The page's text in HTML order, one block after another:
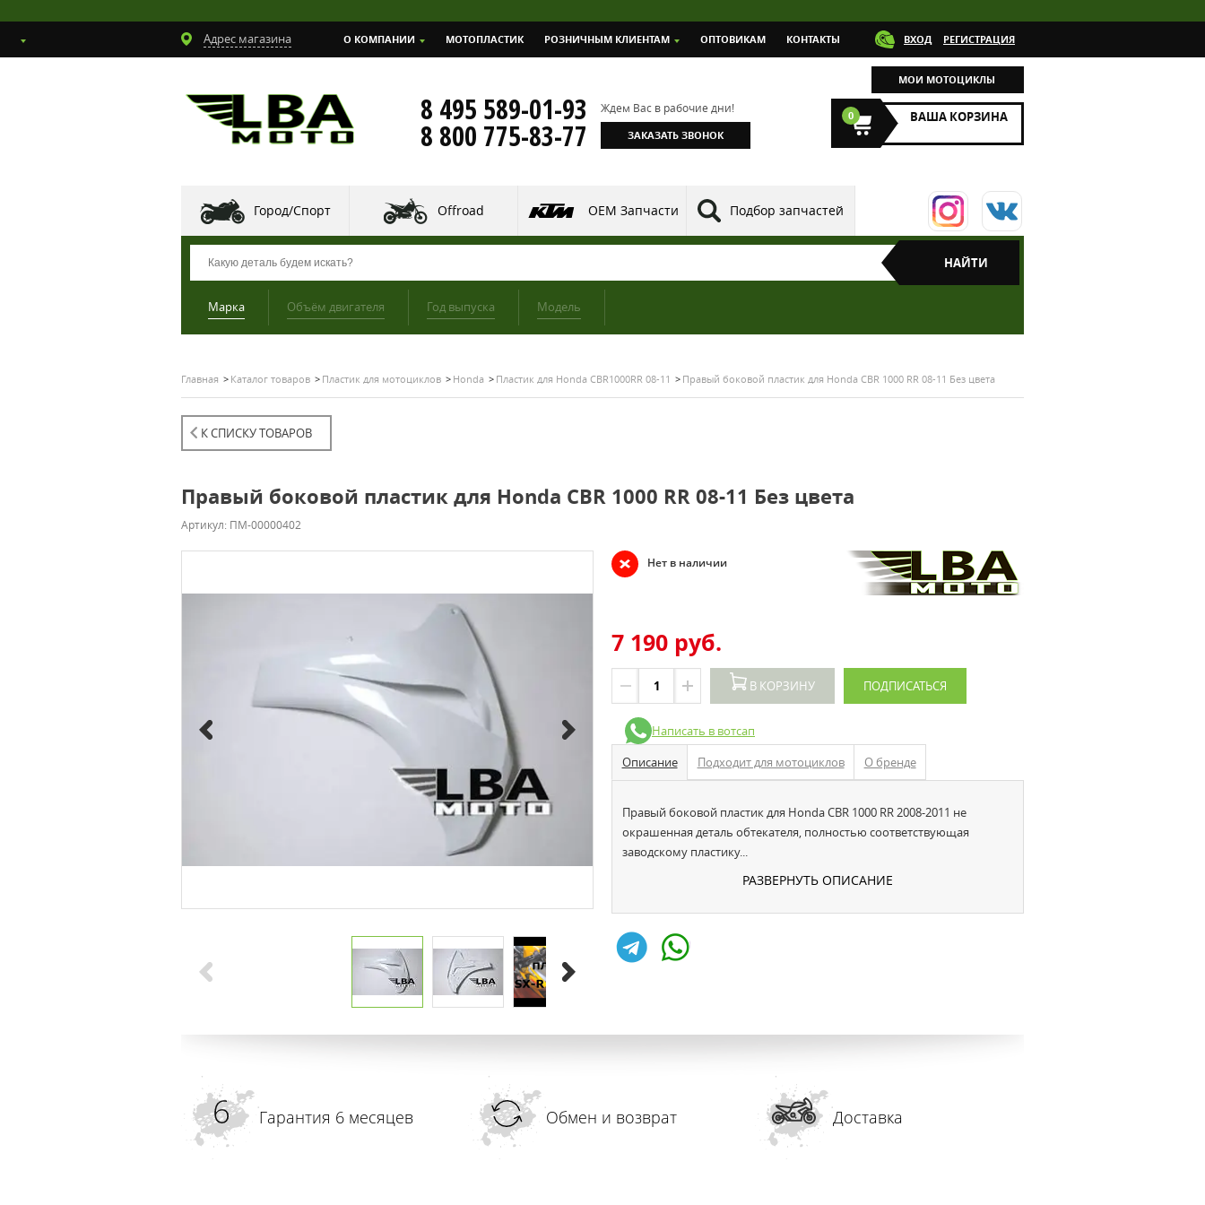
Адрес магазина О КОМПАНИИ МОТОПЛАСТИК РОЗНИЧНЫМ КЛИЕНТАМ ОПТОВИКАМ КОНТАКТЫ ВХОД РЕГИСТРАЦИЯ
МОИ МОТОЦИКЛЫ
8 495 589-01-93
8 800 775-83-77
Ждем Вас в рабочие дни!
ЗАКАЗАТЬ ЗВОНОК
0 ВАША КОРЗИНА
Город/Спорт Offroad OEM Запчасти Подбор запчастей
Марка Объём двигателя Год выпуска Модель
Главная Каталог товаров Пластик для мотоциклов Honda Пластик для Honda CBR1000RR 08-11 Правый боковой пластик для Honda CBR 1000 RR 08-11 Без цвета
К СПИСКУ ТОВАРОВ
Правый боковой пластик для Honda CBR 1000 RR 08-11 Без цвета
Артикул: ПМ-00000402
Нет в наличии
7 190 руб.
В КОРЗИНУ ПОДПИСАТЬСЯ
Написать в вотсап
Описание
Правый боковой пластик для Honda CBR 1000 RR 2008-2011 не
окрашенная деталь обтекателя, полностью соответствующая
заводскому пластику...
РАЗВЕРНУТЬ ОПИСАНИЕ
Подходит для мотоциклов О бренде
Гарантия 6 месяцев Обмен и возврат Доставка